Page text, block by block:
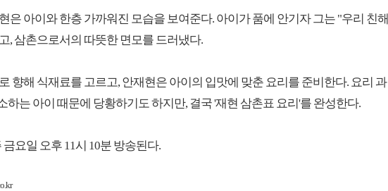
은 아이와 한층 가까워진 모습을 보여준다. 아이가 품에 안기자 그는 "우리 친해
, 삼촌으로서의 따뜻한 면모를 드러냈다.
향해 식재료를 고르고, 안재현은 아이의 입맛에 맞춘 요리를 준비한다. 요리 과
하는 아이 때문에 당황하기도 하지만, 결국 '재현 삼촌표 요리'를 완성한다.
요일 오후 11시 10분 방송된다.